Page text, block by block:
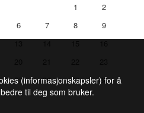
1
2
6 7 8
9
27 28 29
30
(informasjonskapsler) for å
til deg som bruker.